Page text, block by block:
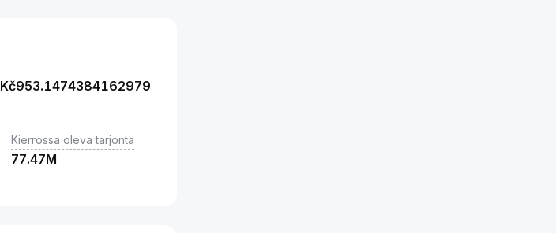
Kč953.1474384162979
Kierrossa oleva tarjonta
77.47M